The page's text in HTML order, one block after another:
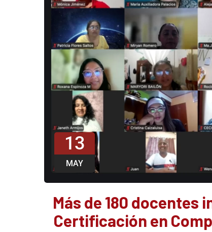
13
MAY
Más de 180 docentes
Certificación en